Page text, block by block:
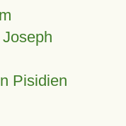
Pisidien